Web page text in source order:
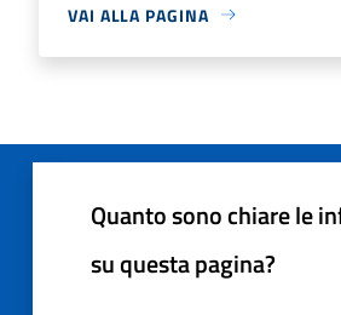
VAI ALLA PAGINA
Quanto sono chiare le
su questa pagina?